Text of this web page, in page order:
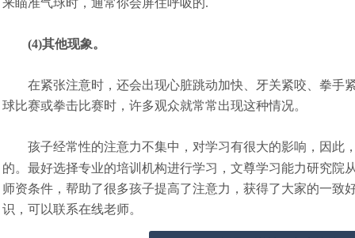
来瞄准气球时，通常你会屏住呼吸的.
(4)其他现象。
在紧张注意时，还会出现心脏跳动加快、牙关紧咬、拳手
球比赛或拳击比赛时，许多观众就常常出现这种情况。
孩子经常性的注意力不集中，对学习有很大的影响，因此
的。最好选择专业的培训机构进行学习，文尊学习能力研究院
师资条件，帮助了很多孩子提高了注意力，获得了大家的一致
识，可以联系在线老师。